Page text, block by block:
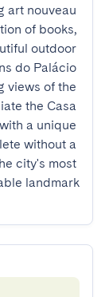
art nouveau
of books,
outdoor
do Palácio
views of the
the Casa
a unique
without a
city's most
landmark.